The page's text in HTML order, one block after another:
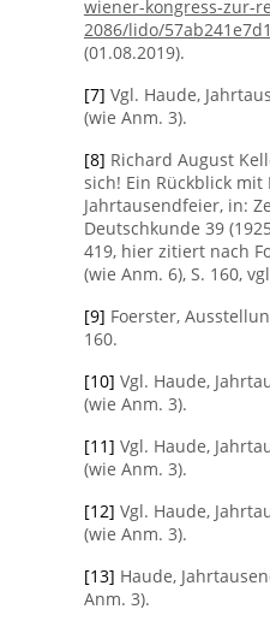
wiener-kongress-zur-
2086/lido/
(01.08.2019).
[7] Vgl. Haude,
(wie Anm. 3).
[8] Richard August
sich! Ein Rückblick
Jahrtausendfeier, in:
Deutschkunde 39
419, hier zitiert nach
(wie Anm. 6), S. 160,
[9] Foerster,
160.
[10] Vgl. Haude,
(wie Anm. 3).
[11] Vgl. Haude,
(wie Anm. 3).
[12] Vgl. Haude,
(wie Anm. 3).
[13] Haude,
Anm. 3).